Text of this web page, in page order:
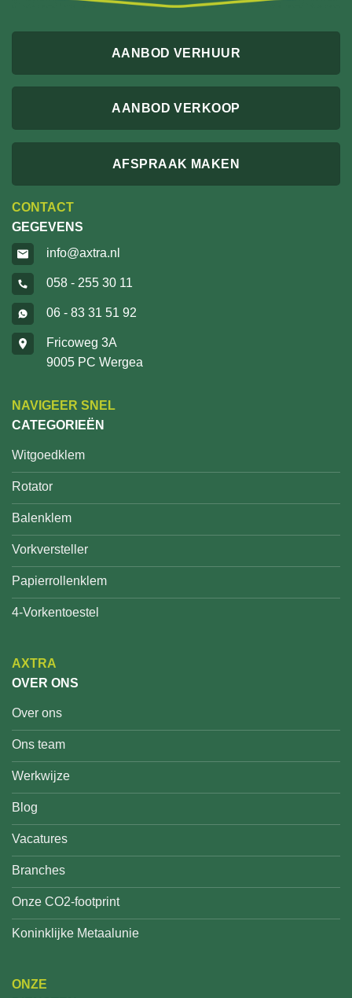
AANBOD VERHUUR
AANBOD VERKOOP
AFSPRAAK MAKEN
CONTACT
GEGEVENS
info@axtra.nl
058 - 255 30 11
06 - 83 31 51 92
Fricoweg 3A
9005 PC Wergea
NAVIGEER SNEL
CATEGORIEËN
Witgoedklem
Rotator
Balenklem
Vorkversteller
Papierrollenklem
4-Vorkentoestel
AXTRA
OVER ONS
Over ons
Ons team
Werkwijze
Blog
Vacatures
Branches
Onze CO2-footprint
Koninklijke Metaalunie
ONZE